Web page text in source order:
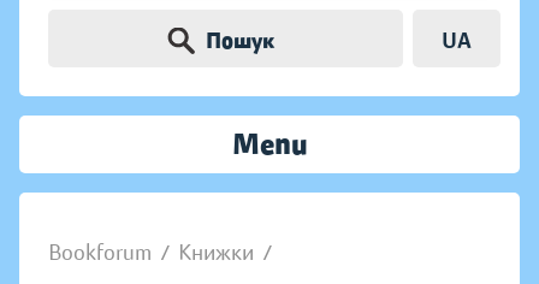
Пошук UA
Menu
Bookforum / Книжки /